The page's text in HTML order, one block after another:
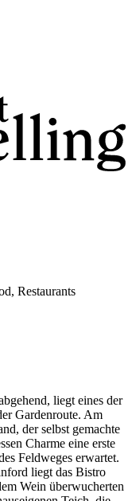
Restaurants
liegt eines der
Gardenroute. Am
der selbst gemachte
Charme eine erste
Feldweges erwartet.
liegt das Bistro
Wein überwucherten